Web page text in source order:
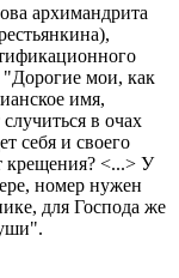
архимандрита
"Дорогие мои, как
имя,
в очах
себя и своего
крещения? <...> У
номер нужен
для Господа же